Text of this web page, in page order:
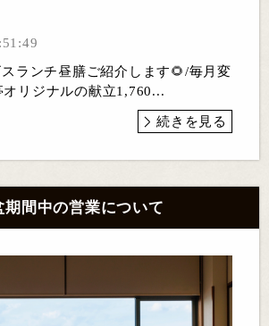
ランチ昼膳ご紹介します🌻/毎月変
リジナルの献立1,760...
続きを見る
期間中の営業について